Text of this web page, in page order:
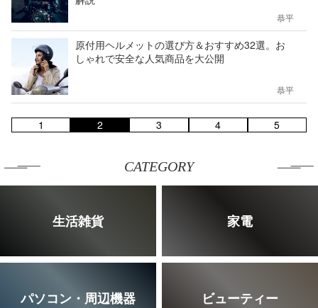
恭平
原付用ヘルメットの選び方＆おすすめ32選。お
しゃれで安全な人気商品を大公開
恭平
1 2 3 4 5
CATEGORY
生活雑貨 家電
パソコン・周辺機器 ビューティー